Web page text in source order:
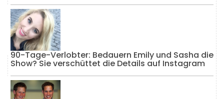
90-Tage-Verlobter: Bedauern Emily und Sasha die
Show? Sie verschüttet die Details auf Instagram